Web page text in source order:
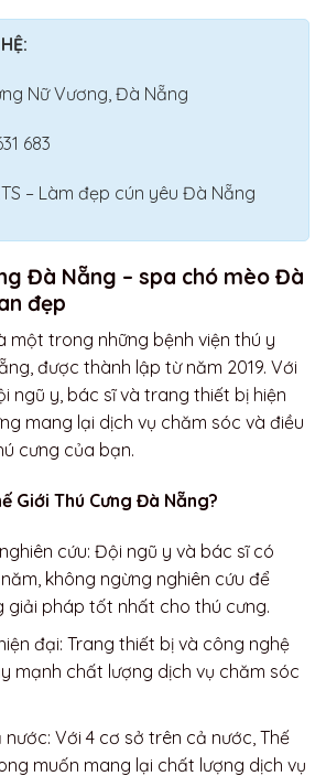
Nữ Vương, Đà Nẵng
683
– Làm đẹp cún yêu Đà Nẵng
Đà Nẵng – spa chó mèo Đà
đẹp
một trong những bệnh viện thú y
được thành lập từ năm 2019. Với
ngũ y, bác sĩ và trang thiết bị hiện
mang lại dịch vụ chăm sóc và điều
cưng của bạn.
Giới Thú Cưng Đà Nẵng?
cứu: Đội ngũ y và bác sĩ có
không ngừng nghiên cứu để
giải pháp tốt nhất cho thú cưng.
đại: Trang thiết bị và công nghệ
mạnh chất lượng dịch vụ chăm sóc
Với 4 cơ sở trên cả nước, Thế
muốn mang lại chất lượng dịch vụ